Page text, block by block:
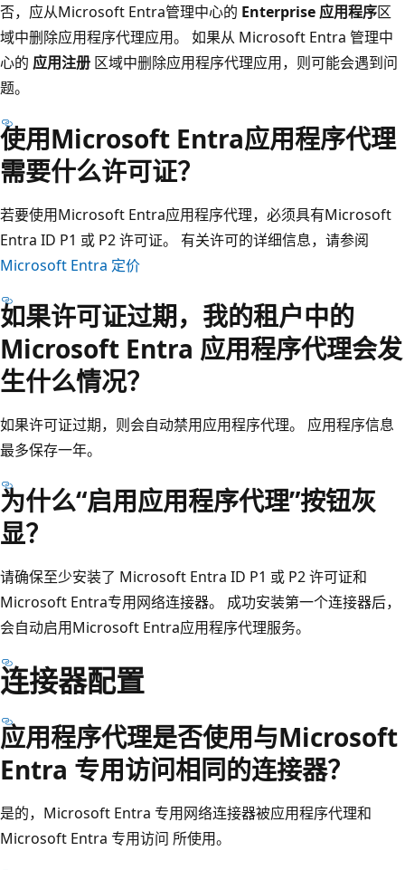
否，应从Microsoft Entra管理中心的 Enterprise 应用程序区
域中删除应用程序代理应用。 如果从 Microsoft Entra 管理中
心的 应用注册 区域中删除应用程序代理应用，则可能会遇到问
题。
使用Microsoft Entra应用程序代理
需要什么许可证？
若要使用Microsoft Entra应用程序代理，必须具有Microsoft
Entra ID P1 或 P2 许可证。 有关许可的详细信息，请参阅
Microsoft Entra 定价
如果许可证过期，我的租户中的
Microsoft Entra 应用程序代理会发
生什么情况？
如果许可证过期，则会自动禁用应用程序代理。 应用程序信息
最多保存一年。
为什么“启用应用程序代理”按钮灰
显？
请确保至少安装了 Microsoft Entra ID P1 或 P2 许可证和
Microsoft Entra专用网络连接器。 成功安装第一个连接器后，
会自动启用Microsoft Entra应用程序代理服务。
连接器配置
应用程序代理是否使用与Microsoft
Entra 专用访问相同的连接器？
是的，Microsoft Entra 专用网络连接器被应用程序代理和
Microsoft Entra 专用访问 所使用。